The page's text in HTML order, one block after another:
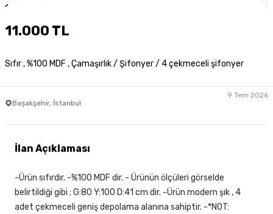
1
11.000 TL
Sıfır , %100 MDF , Çamaşırlık / Şifonyer / 4 çekmeceli şifonyer
Başakşehir, İstanbul
9 Tem 2026
İlan Açıklaması
-Ürün sıfırdır. -%100 MDF dir. - Ürünün ölçüleri görselde
belirtildiği gibi ; G:80 Y:100 D:41 cm dir. -Ürün modern şık , 4
adet çekmeceli geniş depolama alanına sahiptir. -*NOT: